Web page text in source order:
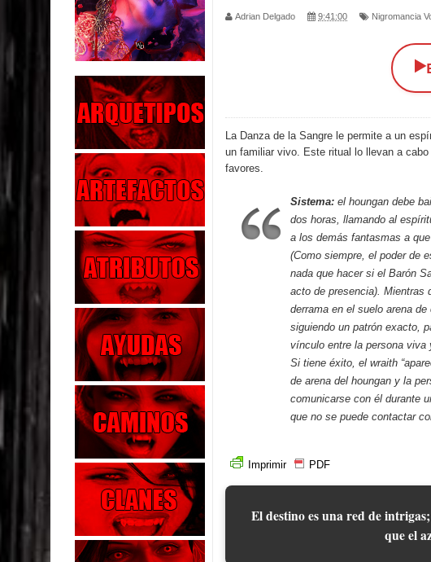
Parte 02: Los Muertos Gobiernan a los Vivos
Parte 01: Escondido a Plena Luz
Parte 02: El Enemigo de mi Enemigo
Parte 06: Coletazos
Parte 05: Los Horrores del Infierno
Parte 04: Oídos Sordos
Parte 03: La Traición
Parte 02: Vuelve el Hijo Prodigo
Parte 03: Reflexiones
Adrian Delgado 9:41:00 Nigromancia
▶️
La Danza de la Sangre le permite a un
un familiar vivo. Este ritual lo llevan a
favores.
Sistema: el houngan debe
dos horas, llamando al
a los demás fantasmas a
(Como siempre, el poder de
nada que hacer si el Barón
acto de presencia). Mientras
derrama en el suelo arena
siguiendo un patrón exacto,
vínculo entre la persona viva
Si tiene éxito, el wraith
de arena del houngan y la
comunicarse con él durante
que no se puede contactar
Imprimir PDF
El destino es una red de
que el